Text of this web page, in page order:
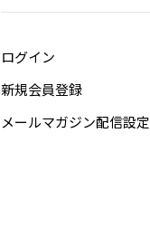
ログイン
新規会員登録
メールマガジン配信設定